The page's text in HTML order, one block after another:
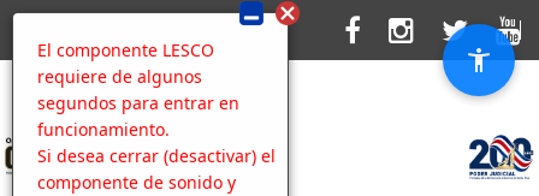
El componente LESCO
requiere de algunos
segundos para entrar en
funcionamiento.
Si desea cerrar (desactivar) el
componente de sonido y